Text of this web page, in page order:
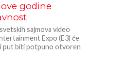
godine
sajmova video
Expo (E3) će
put biti potpuno otvoren